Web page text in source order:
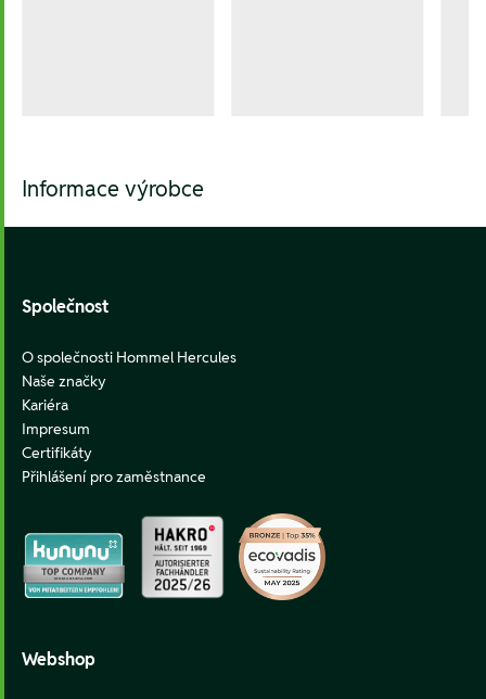
Informace výrobce
Společnost
O společnosti Hommel Hercules
Naše značky
Kariéra
Impresum
Certifikáty
Přihlášení pro zaměstnance
Webshop